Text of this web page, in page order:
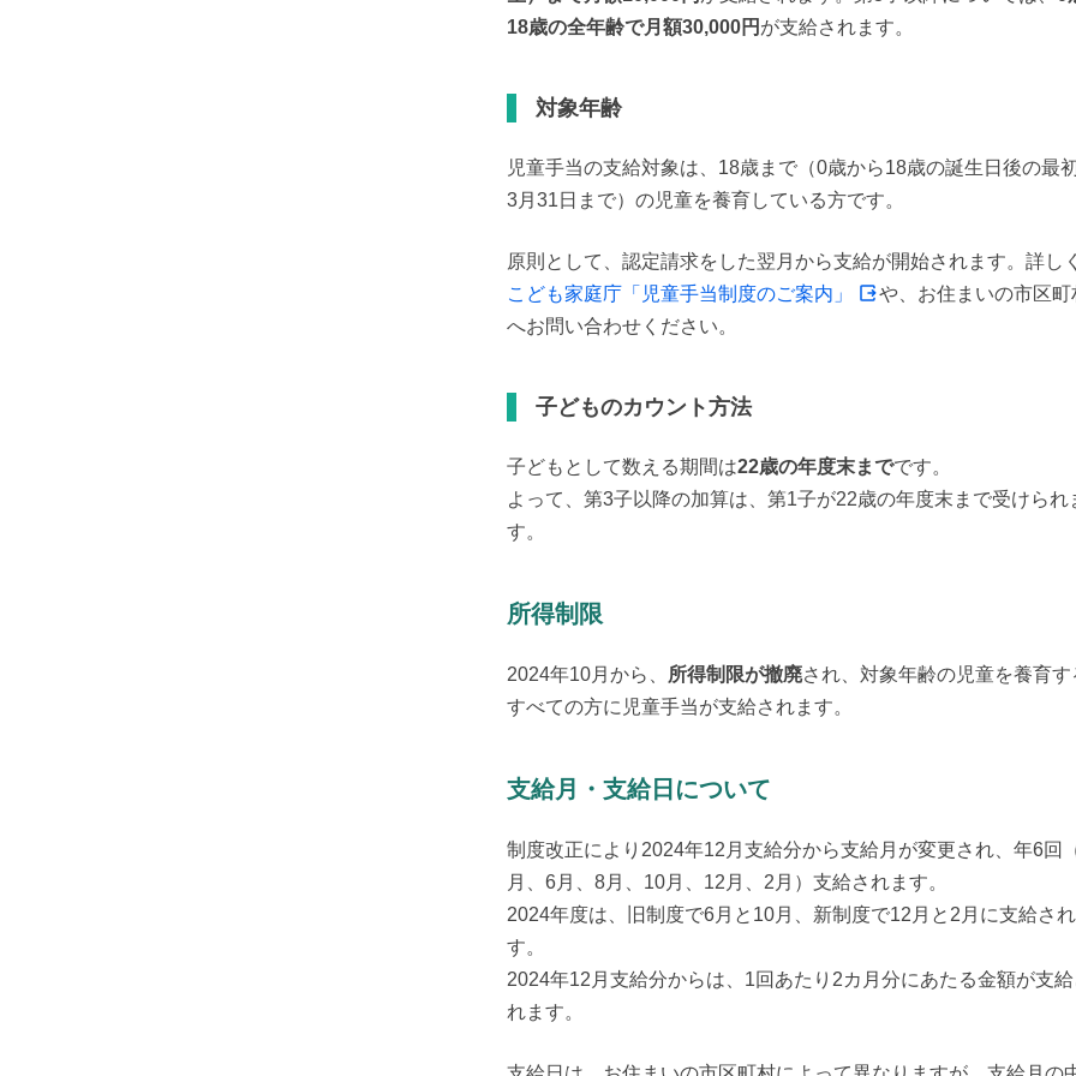
18歳の全年齢で月額30,000円 が支給されます。
対象年齢
児童手当の支給対象は、18歳まで（0歳から18歳の誕生日後の最
3月31日まで）の児童を養育している方です。
原則として、認定請求をした翌月から支給が開始されます。詳し
こども家庭庁「児童手当制度のご案内」
や、お住まいの市区町
へお問い合わせください。
子どものカウント方法
子どもとして数える期間は22歳の年度末までです。
よって、第3子以降の加算は、第1子が22歳の年度末まで受けられ
す。
所得制限
2024年10月から、 所得制限が撤廃され、対象年齢の児童を養育す
すべての方に児童手当が支給されます。
支給月・支給日について
制度改正により2024年12月支給分から支給月が変更され、年6回
月、6月、8月、10月、12月、2月）支給されます。
2024年度は、旧制度で6月と10月、新制度で12月と2月に支給され
す。
2024年12月支給分からは、1回あたり2カ月分にあたる金額が支給
れます。